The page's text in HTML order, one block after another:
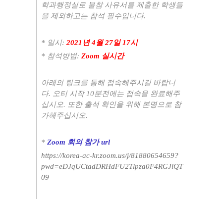
학과행정실로 불참 사유서를 제출한 학생들
을 제외하고는 참석 필수입니다.
* 일시: 2021 년4월27일 17시
* 참석방법: Zoom 실시간
아래의 링크를 통해 접속해주시길 바랍니
다. 오티 시작 10분전에는 접속을 완료해주
십시오. 또한 출석 확인을 위해 본명으로 참
가해주십시오.
* Zoom 회의 참가url
https://korea-ac-kr.zoom.us/j/81880654659?
pwd=eDJqUCtadDRHdFU2Tlpza0F4RGJlQT
09